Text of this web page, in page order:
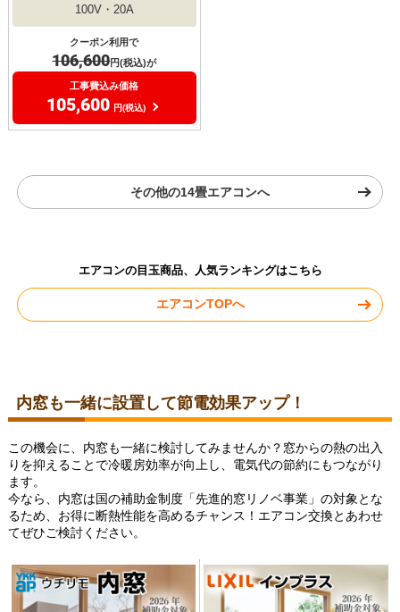
100V・20A
クーポン利用で
106,600円(税込)が
工事費込み価格
105,600 円(税込)
その他の14畳エアコンへ
エアコンの目玉商品、人気ランキングはこちら
エアコンTOPへ
内窓も一緒に設置して節電効果アップ！
この機会に、内窓も一緒に検討してみませんか？窓からの熱の出入
りを抑えることで冷暖房効率が向上し、電気代の節約にもつながり
ます。
今なら、内窓は国の補助金制度「先進的窓リノベ事業」の対象とな
るため、お得に断熱性能を高めるチャンス！エアコン交換とあわせ
てぜひご検討ください。